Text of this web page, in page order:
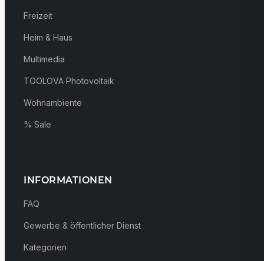
Freizeit
Heim & Haus
Multimedia
TOOLOVA Photovoltaik
Wohnambiente
% Sale
INFORMATIONEN
FAQ
Gewerbe & öffentlicher Dienst
Kategorien